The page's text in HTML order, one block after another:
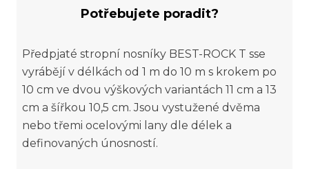
Potřebujete poradit?
Předpjaté stropní nosníky BEST-ROCK T sse
vyrábějí v délkách od 1 m do 10 m s krokem po
10 cm ve dvou výškových variantách 11 cm a 13
cm a šířkou 10,5 cm. Jsou vystužené dvěma
nebo třemi ocelovými lany dle délek a
definovaných únosností.